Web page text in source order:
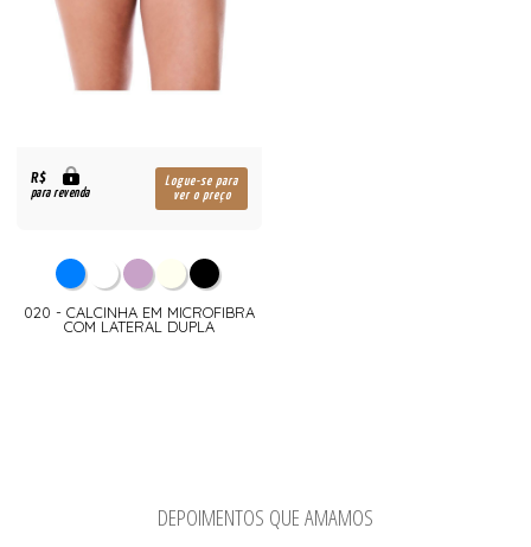
R$
para revenda
Logue-se para
ver o preço
020 - CALCINHA EM MICROFIBRA
COM LATERAL DUPLA
DEPOIMENTOS QUE AMAMOS